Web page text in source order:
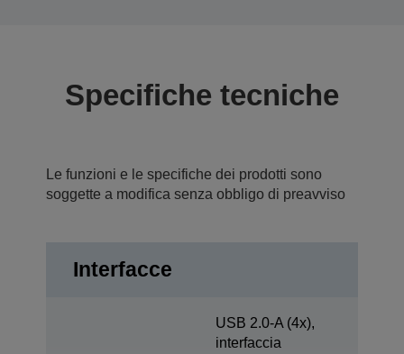
Specifiche tecniche
Le funzioni e le specifiche dei prodotti sono
soggette a modifica senza obbligo di preavviso
Interfacce
USB 2.0-A (4x),
interfaccia